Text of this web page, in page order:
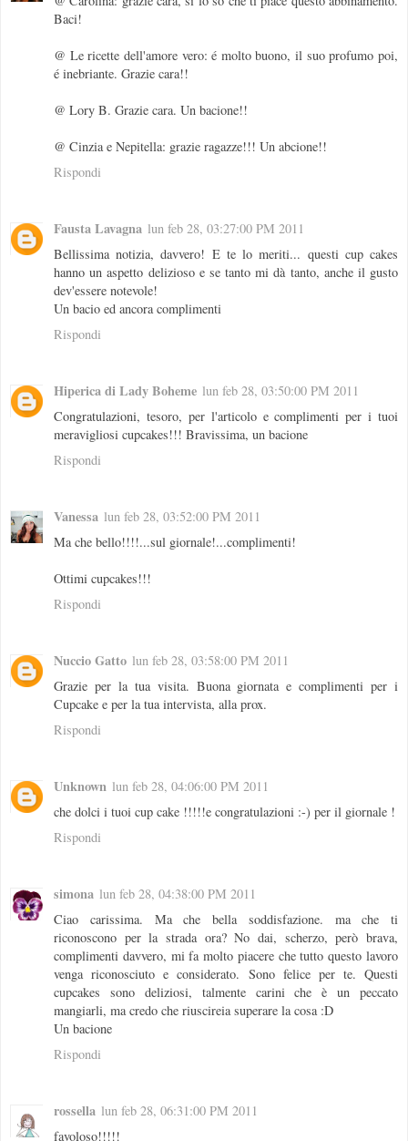
Baci!
@ Le ricette dell'amore vero: é molto buono, il suo profumo poi,
é inebriante. Grazie cara!!
@ Lory B. Grazie cara. Un bacione!!
@ Cinzia e Nepitella: grazie ragazze!!! Un abcione!!
Rispondi
Fausta Lavagna lun feb 28, 03:27:00 PM 2011
Bellissima notizia, davvero! E te lo meriti... questi cup cakes
hanno un aspetto delizioso e se tanto mi dà tanto, anche il gusto
dev'essere notevole!
Un bacio ed ancora complimenti
Rispondi
Hiperica di Lady Boheme lun feb 28, 03:50:00 PM 2011
Congratulazioni, tesoro, per l'articolo e complimenti per i tuoi
meravigliosi cupcakes!!! Bravissima, un bacione
Rispondi
Vanessa lun feb 28, 03:52:00 PM 2011
Ma che bello!!!!...sul giornale!...complimenti!
Ottimi cupcakes!!!
Rispondi
Nuccio Gatto lun feb 28, 03:58:00 PM 2011
Grazie per la tua visita. Buona giornata e complimenti per i
Cupcake e per la tua intervista, alla prox.
Rispondi
Unknown lun feb 28, 04:06:00 PM 2011
che dolci i tuoi cup cake !!!!!e congratulazioni :-) per il giornale !
Rispondi
simona lun feb 28, 04:38:00 PM 2011
Ciao carissima. Ma che bella soddisfazione. ma che ti
riconoscono per la strada ora? No dai, scherzo, però brava,
complimenti davvero, mi fa molto piacere che tutto questo lavoro
venga riconosciuto e considerato. Sono felice per te. Questi
cupcakes sono deliziosi, talmente carini che è un peccato
mangiarli, ma credo che riuscireia superare la cosa :D
Un bacione
Rispondi
rossella lun feb 28, 06:31:00 PM 2011
favoloso!!!!!